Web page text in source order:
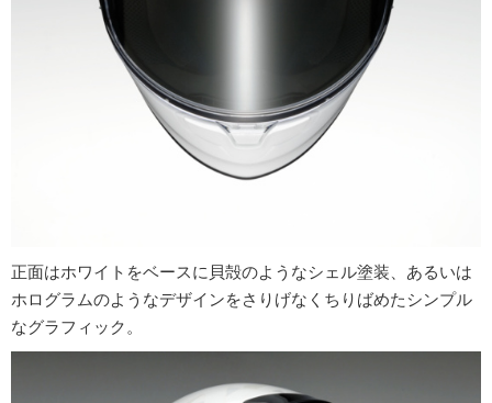
正面はホワイトをベースに貝殻のようなシェル塗装、あるいは
ホログラムのようなデザインをさりげなくちりばめたシンプル
なグラフィック。